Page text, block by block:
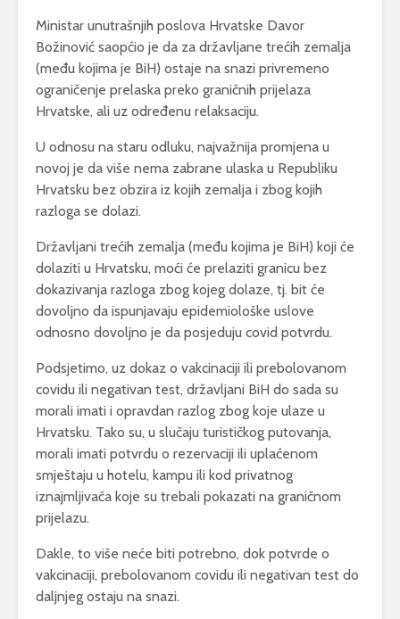
Ministar unutrašnjih poslova Hrvatske Davor
Božinović saopćio je da za državljane trećih zemalja
(među kojima je BiH) ostaje na snazi privremeno
ograničenje prelaska preko graničnih prijelaza
Hrvatske, ali uz određenu relaksaciju.
U odnosu na staru odluku, najvažnija promjena u
novoj je da više nema zabrane ulaska u Republiku
Hrvatsku bez obzira iz kojih zemalja i zbog kojih
razloga se dolazi.
Državljani trećih zemalja (među kojima je BiH) koji će
dolaziti u Hrvatsku, moći će prelaziti granicu bez
dokazivanja razloga zbog kojeg dolaze, tj. bit će
dovoljno da ispunjavaju epidemiološke uslove
odnosno dovoljno je da posjeduju covid potvrdu.
Podsjetimo, uz dokaz o vakcinaciji ili prebolovanom
covidu ili negativan test, državljani BiH do sada su
morali imati i opravdan razlog zbog koje ulaze u
Hrvatsku. Tako su, u slučaju turističkog putovanja,
morali imati potvrdu o rezervaciji ili uplaćenom
smještaju u hotelu, kampu ili kod privatnog
iznajmljivača koje su trebali pokazati na graničnom
prijelazu.
Dakle, to više neće biti potrebno, dok potvrde o
vakcinaciji, prebolovanom covidu ili negativan test do
daljnjeg ostaju na snazi.